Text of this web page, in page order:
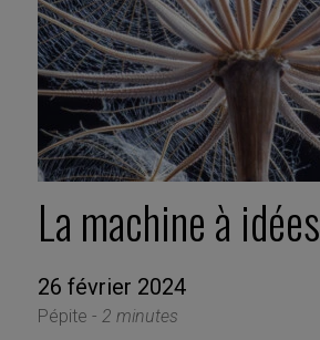
La machine à idées
26 février 2024
Pépite - 2 minutes